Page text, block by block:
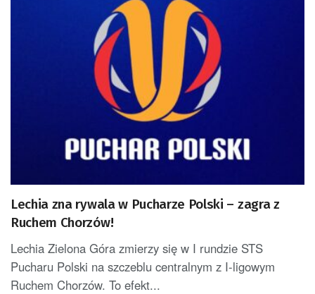
Lechia zna rywala w Pucharze Polski – zagra z
Ruchem Chorzów!
Lechia Zielona Góra zmierzy się w I rundzie STS
Pucharu Polski na szczeblu centralnym z I-ligowym
Ruchem Chorzów. To efekt...